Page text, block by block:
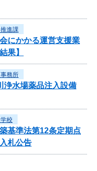
進課
にかかる運営支援業
果】
務所
浄水場薬品注入設備
校
基準法第12条定期点
札公告